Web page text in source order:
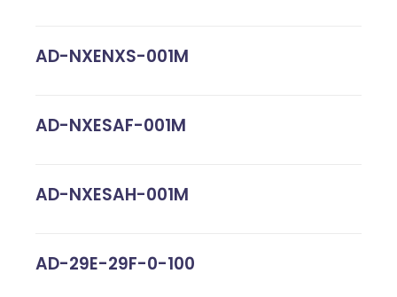
AD-NXENXS-001M
AD-NXESAF-001M
AD-NXESAH-001M
AD-29E-29F-0-100